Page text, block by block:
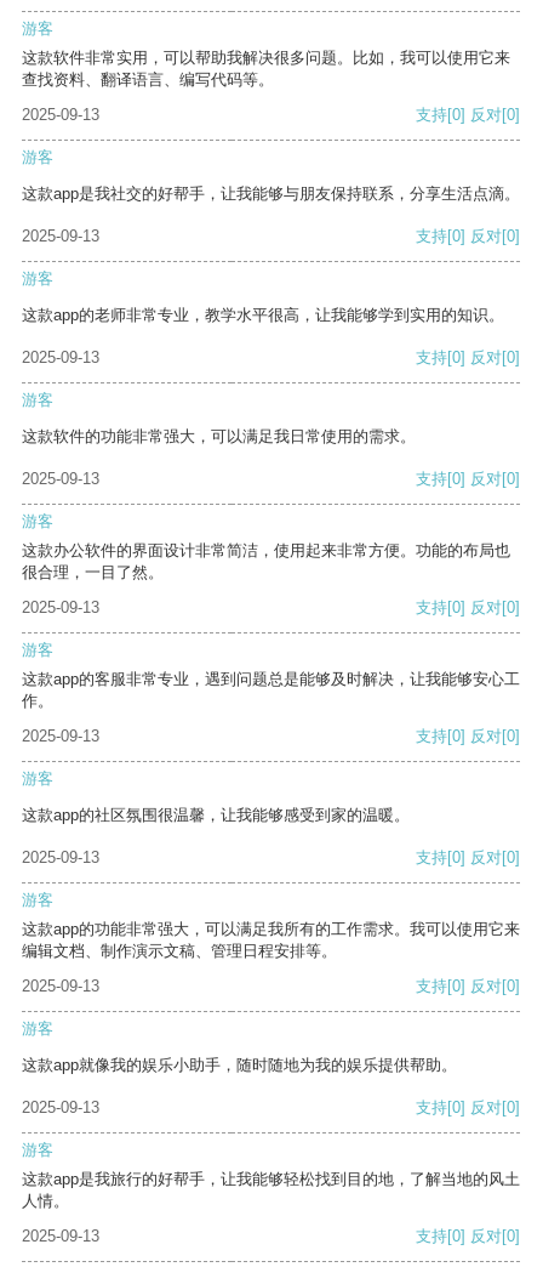
游客
这款软件非常实用，可以帮助我解决很多问题。比如，我可以使用它来
查找资料、翻译语言、编写代码等。
2025-09-13
支持[0] 反对[0]
游客
这款app是我社交的好帮手，让我能够与朋友保持联系，分享生活点滴。
2025-09-13 支持[0] 反对[0]
游客
这款app的老师非常专业，教学水平很高，让我能够学到实用的知识。
2025-09-13 支持[0] 反对[0]
游客
这款软件的功能非常强大，可以满足我日常使用的需求。
2025-09-13 支持[0] 反对[0]
游客
这款办公软件的界面设计非常简洁，使用起来非常方便。功能的布局也
很合理，一目了然。
2025-09-13
支持[0] 反对[0]
游客
这款app的客服非常专业，遇到问题总是能够及时解决，让我能够安心工
作。
2025-09-13
支持[0] 反对[0]
游客
这款app的社区氛围很温馨，让我能够感受到家的温暖。
2025-09-13 支持[0] 反对[0]
游客
这款app的功能非常强大，可以满足我所有的工作需求。我可以使用它来
编辑文档、制作演示文稿、管理日程安排等。
2025-09-13
支持[0] 反对[0]
游客
这款app就像我的娱乐小助手，随时随地为我的娱乐提供帮助。
2025-09-13 支持[0] 反对[0]
游客
这款app是我旅行的好帮手，让我能够轻松找到目的地，了解当地的风土
人情。
2025-09-13
支持[0] 反对[0]